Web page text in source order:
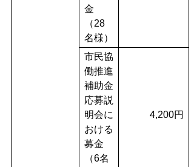
金
（28
名様）
市民協
働推進
補助金
応募説
明会に
おける
募金
（6名
4,200円